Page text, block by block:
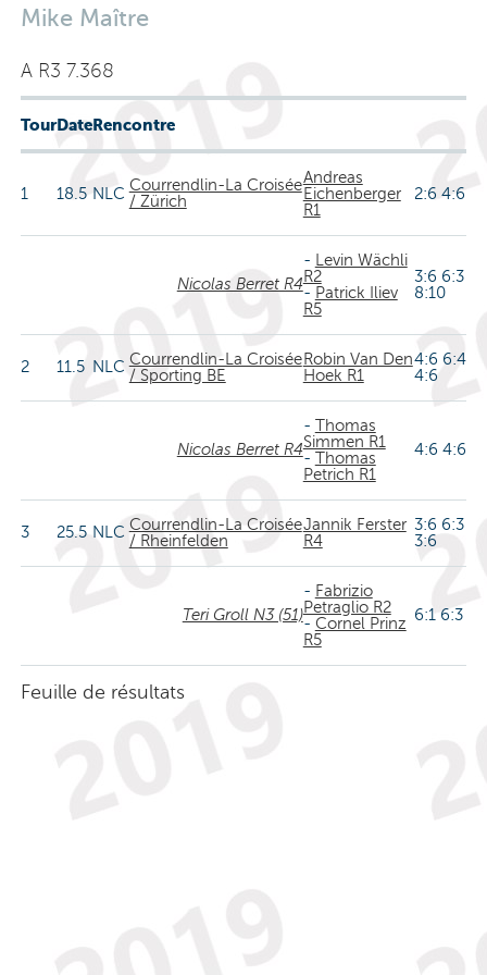
Mike Maître
A R3 7.368
TourDateRencontre
1 18.5 NLCCourrendlin-La Croisée
/ Zürich
Andreas
Eichenberger
R1
2:6 4:6
Nicolas Berret R4
-
Levin Wächli
R2
- Patrick Iliev
R5
3:6 6:3
8:10
2 11.5 NLCCourrendlin-La Croisée
/ Sporting BE
Robin Van Den
Hoek R1
4:6 6:4
4:6
Nicolas Berret R4
- Thomas
Simmen R1
- Thomas
Petrich R1
4:6 4:6
3 25.5 NLCCourrendlin-La Croisée
/ Rheinfelden
Jannik Ferster
R4
3:6 6:3
3:6
Teri Groll N3 (51)
- Fabrizio
Petraglio R2
- Cornel Prinz
R5
6:1 6:3
Feuille de résultats